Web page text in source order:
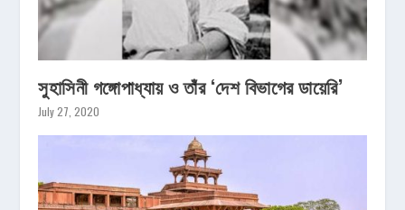
সুহাসিনী গঙ্গোপাধ্যায় ও তাঁর ‘দেশ বিভাগের ডায়েরি’
July 27, 2020